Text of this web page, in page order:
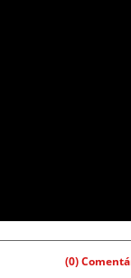
(0)